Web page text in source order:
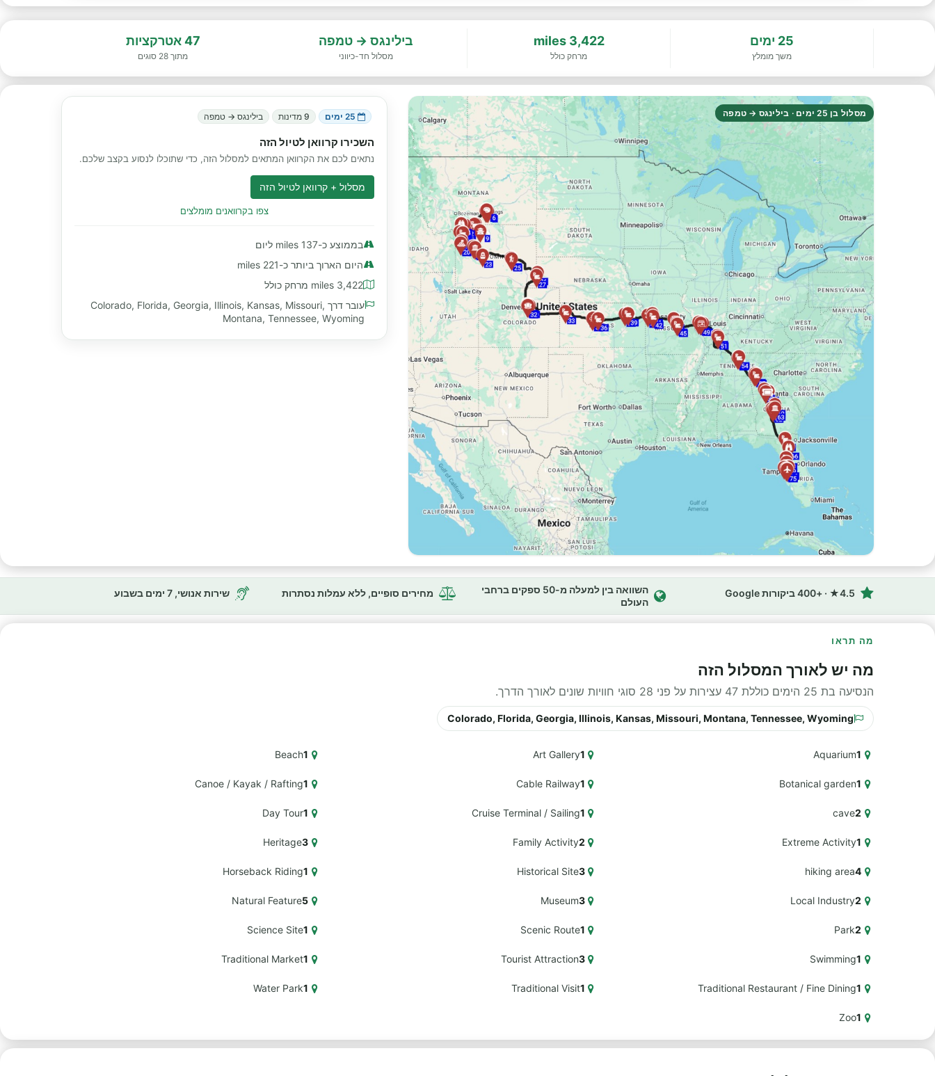
25 ימים
משך מומלץ
3,422 miles
מרחק כולל
בילינגס → טמפה
מסלול חד-כיווני
47 אטרקציות
מתוך 28 סוגים
מסלול בן 25 ימים · בילינגס → טמפה 25 ימים 9 מדינות בילינגס → טמפה
השכירו קרוואן לטיול הזה
נתאים לכם את הקרוואן המתאים למסלול הזה, כדי שתוכלו לנסוע בקצב שלכם.
מסלול + קרוואן לטיול הזה
צפו בקרוואנים מומלצים
בממוצע כ-137 miles ליום
היום הארוך ביותר כ-221 miles
3,422 miles מרחק כולל
עובר דרך Colorado, Florida, Georgia, Illinois, Kansas, Missouri,
Montana, Tennessee, Wyoming
4.5★ · +400 ביקורות Google
השוואה בין למעלה מ-50 ספקים ברחבי
העולם
מחירים סופיים, ללא עמלות נסתרות שירות אנושי, 7 ימים בשבוע
מה תראו
מה יש לאורך המסלול הזה
הנסיעה בת 25 הימים כוללת 47 עצירות על פני 28 סוגי חוויות שונים לאורך הדרך.
Colorado, Florida, Georgia, Illinois, Kansas, Missouri, Montana, Tennessee, Wyoming
1
Aquarium
1
Art Gallery
1
Beach
1
Botanical garden
1
Cable Railway
1
Canoe / Kayak / Rafting
2
cave
1
Cruise Terminal / Sailing
1
Day Tour
1
Extreme Activity
2
Family Activity
3
Heritage
4
hiking area
3
Historical Site
1
Horseback Riding
2
Local Industry
3
Museum
5
Natural Feature
2
Park
1
Scenic Route
1
Science Site
1
Swimming
3
Tourist Attraction
1
Traditional Market
1
Traditional Restaurant / Fine Dining
1
Traditional Visit
1
Water Park
1
Zoo